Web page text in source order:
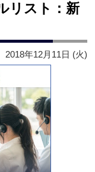
リスト：新
2018年12月11日 (火)